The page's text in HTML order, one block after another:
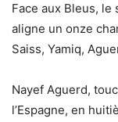
Face aux Bleus,
aligne un onze
Saiss, Yamiq,
Nayef Aguerd,
l’Espagne, en